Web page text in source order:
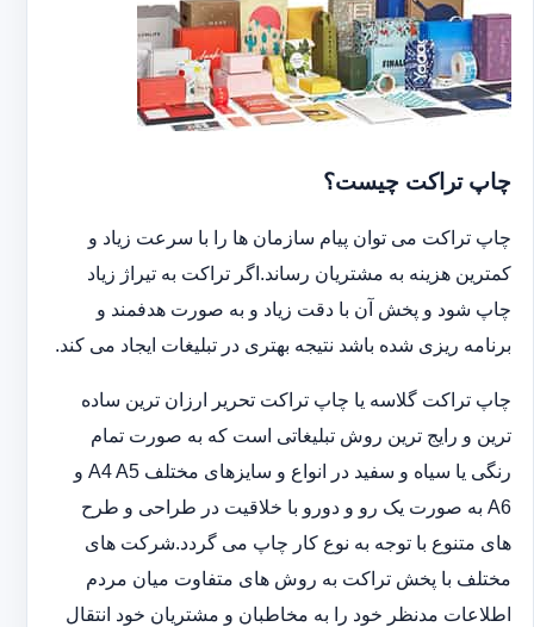
چاپ تراکت چیست؟
چاپ تراکت می توان پیام سازمان ها را با سرعت زیاد و
کمترین هزینه به مشتریان رساند.اگر تراکت به تیراژ زیاد
چاپ شود و پخش آن با دقت زیاد و به صورت هدفمند و
برنامه ریزی شده باشد نتیجه بهتری در تبلیغات ایجاد می کند.
چاپ تراکت گلاسه یا چاپ تراکت تحریر ارزان ترین ساده
ترین و رایج ترین روش تبلیغاتی است که به صورت تمام
رنگی یا سیاه و سفید در انواع و سایزهای مختلف A4 A5 و
A6 به صورت یک رو و دورو با خلاقیت در طراحی و طرح
های متنوع با توجه به نوع کار چاپ می گردد.شرکت های
مختلف با پخش تراکت به روش های متفاوت میان مردم
اطلاعات مدنظر خود را به مخاطبان و مشتریان خود انتقال